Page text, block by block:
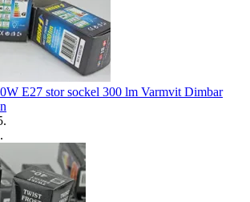
E27 stor sockel 300 lm Varmvit Dimbar
.
.